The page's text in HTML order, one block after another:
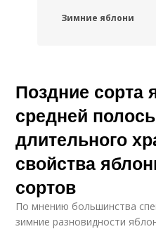
Зимние яблони
Поздние сорта
средней
длительного
свойства
сортов
По мнению большинства
зимние разновидности